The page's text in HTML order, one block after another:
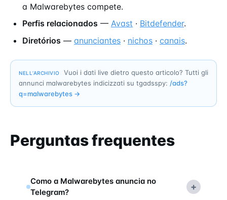
a Malwarebytes compete.
Perfis relacionados — Avast · Bitdefender.
Diretórios — anunciantes · nichos · canais.
NELL’ARCHIVIO
Vuoi i dati live dietro questo articolo? Tutti gli
annunci malwarebytes indicizzati su tgadsspy: /ads?
q=malwarebytes →
Perguntas frequentes
Como a Malwarebytes anuncia no
Telegram?
+